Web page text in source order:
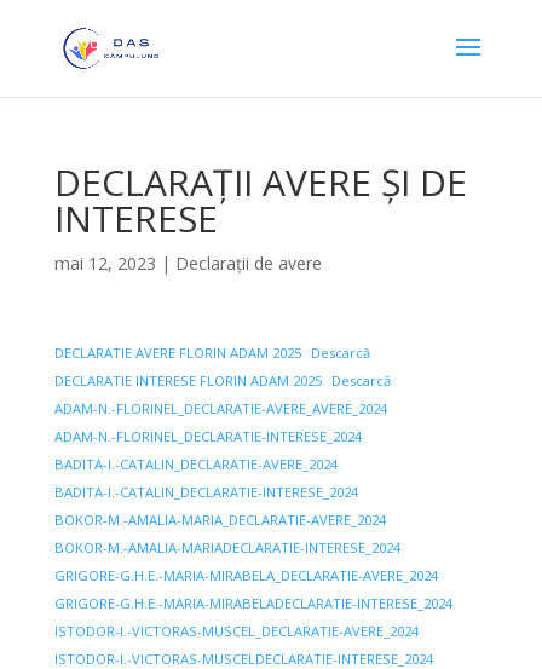
DECLARAȚII AVERE ȘI DE
INTERESE
mai 12, 2023 | Declaraţii de avere
DECLARATIE AVERE FLORIN ADAM 2025
Descarcă
DECLARATIE INTERESE FLORIN ADAM 2025
Descarcă
ADAM-N.-FLORINEL_DECLARATIE-AVERE_AVERE_2024
ADAM-N.-FLORINEL_DECLARATIE-INTERESE_2024
BADITA-I.-CATALIN_DECLARATIE-AVERE_2024
BADITA-I.-CATALIN_DECLARATIE-INTERESE_2024
BOKOR-M.-AMALIA-MARIA_DECLARATIE-AVERE_2024
BOKOR-M.-AMALIA-MARIADECLARATIE-INTERESE_2024
GRIGORE-G.H.E.-MARIA-MIRABELA_DECLARATIE-AVERE_2024
GRIGORE-G.H.E.-MARIA-MIRABELADECLARATIE-INTERESE_2024
ISTODOR-I.-VICTORAS-MUSCEL_DECLARATIE-AVERE_2024
ISTODOR-I.-VICTORAS-MUSCELDECLARATIE-INTERESE_2024